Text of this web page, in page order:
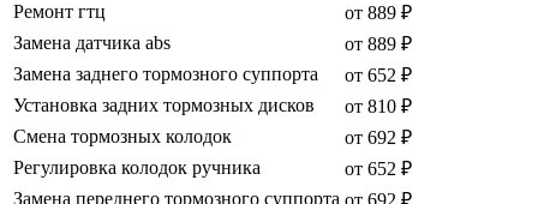
Ремонт гтц
от 889 ₽
Замена датчика abs
от 889 ₽
Замена заднего тормозного суппорта
от 652 ₽
Установка задних тормозных дисков
от 810 ₽
Смена тормозных колодок
от 692 ₽
Регулировка колодок ручника
от 652 ₽
Замена переднего тормозного суппорта